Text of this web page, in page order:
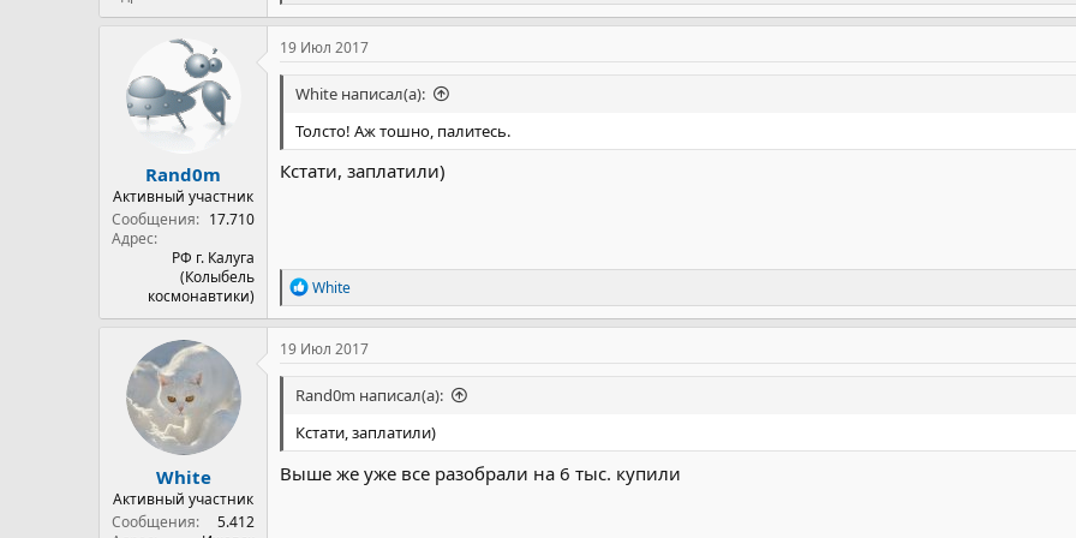
а
к
и
Rand0m
Активный участник
Сообщения
17.710
Адрес
РФ г. Калуга
(Колыбель
космонавтики)
19 Июл 2017
White написал(а):
Толсто! Аж тошно, палитесь.
Кстати, заплатили)
Р
е
а
к
и
White
White
Активный участник
Сообщения
5.412
19 Июл 2017
Rand0m написал(а):
Кстати, заплатили)
Выше же уже все разобрали на 6 тыс. купили